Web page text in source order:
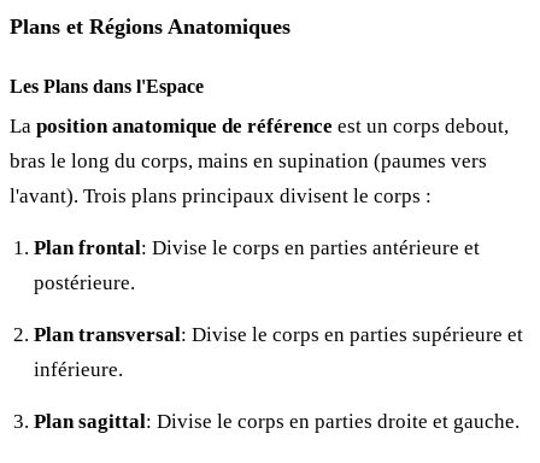
Plans et Régions Anatomiques
Les Plans dans l'Espace
La position anatomique de référence est un corps debout,
bras le long du corps, mains en supination (paumes vers
l'avant). Trois plans principaux divisent le corps :
Plan frontal: Divise le corps en parties antérieure et
postérieure.
Plan transversal: Divise le corps en parties supérieure et
inférieure.
Plan sagittal: Divise le corps en parties droite et gauche.